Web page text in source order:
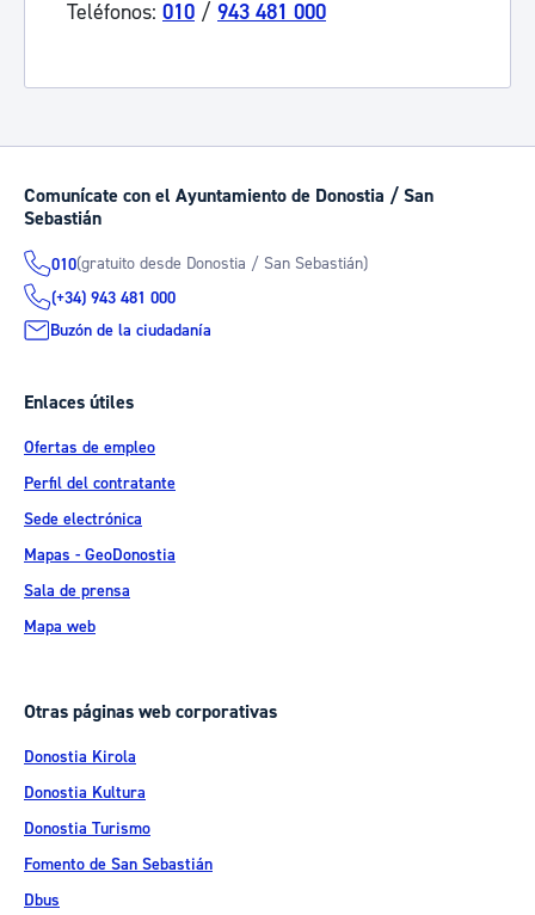
Teléfonos: 010 / 943 481 000
Comunícate con el Ayuntamiento de Donostia / San
Sebastián
010(gratuito desde Donostia / San Sebastián)
(+34) 943 481 000
Buzón de la ciudadanía
Enlaces útiles
Ofertas de empleo
Perfil del contratante
Sede electrónica
Mapas - GeoDonostia
Sala de prensa
Mapa web
Otras páginas web corporativas
Donostia Kirola
Donostia Kultura
Donostia Turismo
Fomento de San Sebastián
Dbus